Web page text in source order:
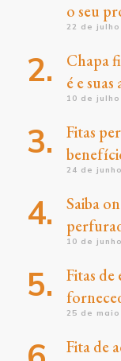
o seu
22 de
Chapa
é e
10 de
Fitas
24 de
Saiba
10 de
Fitas de
25 de
Fita de